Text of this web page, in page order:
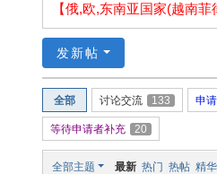
et
【俄,欧,东南亚国家(越南
发新帖
全部 讨论交流 133 申
等待申请者补充 20
全部主题 最新 热门 热帖 精华